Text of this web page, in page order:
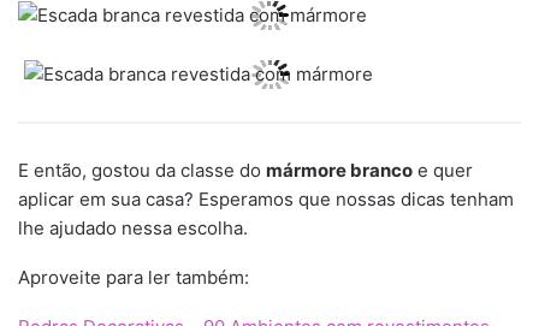
E então, gostou da classe do mármore branco e quer
aplicar em sua casa? Esperamos que nossas dicas tenham
lhe ajudado nessa escolha.
Aproveite para ler também: